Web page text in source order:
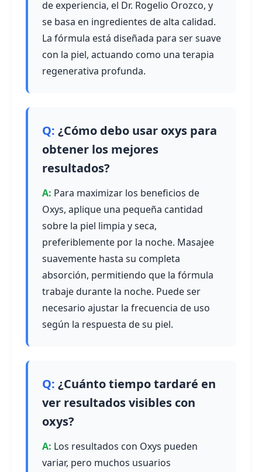
de experiencia, el Dr. Rogelio Orozco, y
se basa en ingredientes de alta calidad.
La fórmula está diseñada para ser suave
con la piel, actuando como una terapia
regenerativa profunda.
¿Cómo debo usar oxys para
obtener los mejores
resultados?
Para maximizar los beneficios de
Oxys, aplique una pequeña cantidad
sobre la piel limpia y seca,
preferiblemente por la noche. Masajee
suavemente hasta su completa
absorción, permitiendo que la fórmula
trabaje durante la noche. Puede ser
necesario ajustar la frecuencia de uso
según la respuesta de su piel.
¿Cuánto tiempo tardaré en
ver resultados visibles con
oxys?
Los resultados con Oxys pueden
variar, pero muchos usuarios